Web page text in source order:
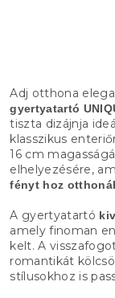
Adj otthona
gyertyatartó
tiszta dizájnja
klasszikus
16 cm
elhelyezésére,
fényt hoz
A gyertyatartó
amely finoman
kelt. A
romantikát
stílusokhoz is